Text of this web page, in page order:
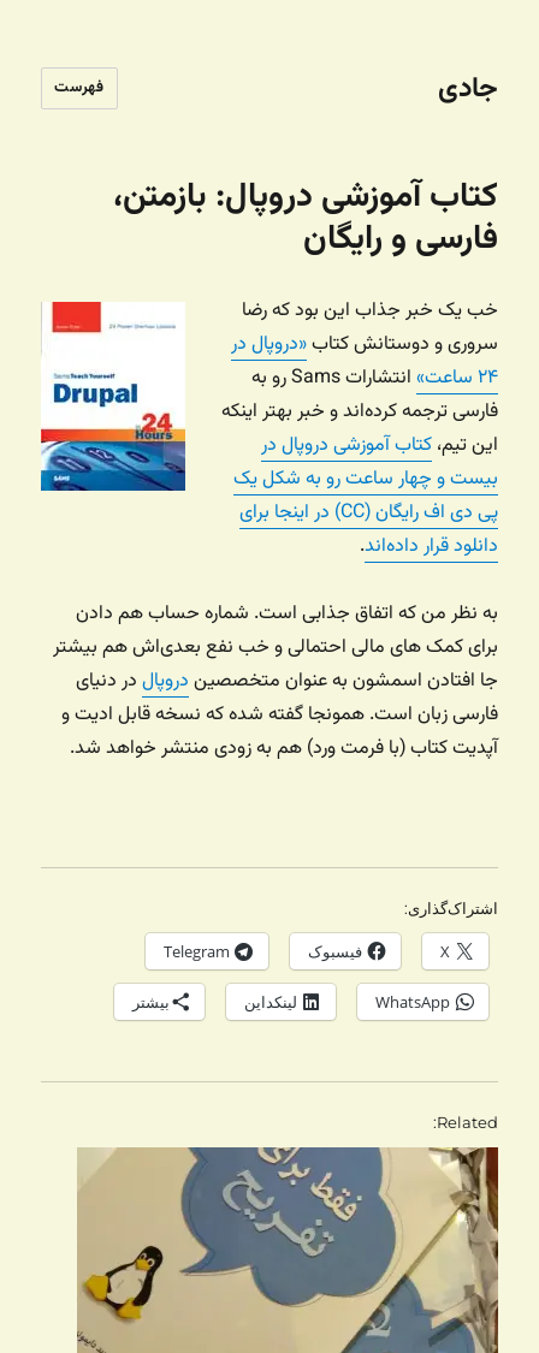
جادی فهرست
کتاب آموزشی دروپال: بازمتن،
فارسی و رایگان
خب یک خبر جذاب این بود که رضا
سروری و دوستانش کتاب«دروپال در
۲۴ ساعت»
انتشارات Sams رو به
فارسی ترجمه کرده‌اند و خبر بهتر اینکه
این تیم،کتاب آموزشی دروپال در
بیست و چهار ساعت رو به شکل یک
پی دی اف رایگان (CC) در اینجا برای
دانلود قرار داده‌اند.
به نظر من که اتفاق جذابی است. شماره حساب هم دادن
برای کمک های مالی احتمالی و خب نفع بعدی‌اش هم بیشتر
جا افتادن اسمشون به عنوان متخصصین دروپال در دنیای
فارسی زبان است. همونجا گفته شده که نسخه قابل ادیت و
آپدیت کتاب (با فرمت ورد) هم به زودی منتشر خواهد شد.
اشتراک‌گذاری:
X فیسبوک Telegram
WhatsApp لینکداین بیشتر
Related